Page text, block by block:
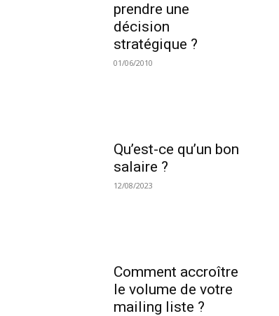
prendre une
décision
stratégique ?
01/06/2010
Qu’est-ce qu’un bon
salaire ?
12/08/2023
Comment accroître
le volume de votre
mailing liste ?